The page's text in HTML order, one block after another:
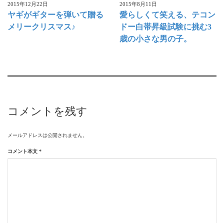
2015年12月22日
ヤギがギターを弾いて贈る
メリークリスマス♪
2015年8月11日
愛らしくて笑える、テコン
ドー白帯昇級試験に挑む3
歳の小さな男の子。
コメントを残す
メールアドレスは公開されません。
コメント本文 *